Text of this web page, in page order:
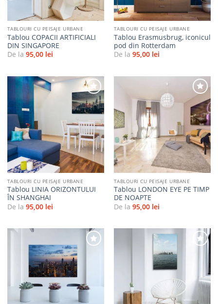
TABLOURI CU PEISAJE URBANE
Tablou COPACII ARTIFICIALI
DIN SINGAPORE
De la 95,00 lei
TABLOURI CU PEISAJE URBANE
Tablou Erasmusbrug, iconicul
pod din Rotterdam
De la 95,00 lei
la
favorite
TABLOURI CU PEISAJE URBANE
Tablou LINIA ORIZONTULUI
ÎN SHANGHAI
De la 95,00 lei
Adaugă
la
favorite
TABLOURI CU PEISAJE URBANE
Tablou LONDON EYE PE TIMP
DE NOAPTE
De la 95,00 lei
favorite
favorite